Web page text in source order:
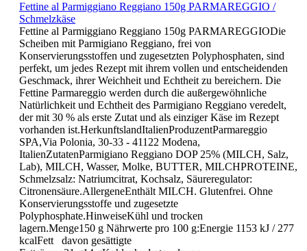
Fettine al Parmiggiano Reggiano 150g PARMAREGGIO /
Schmelzkäse
Fettine al Parmiggiano Reggiano 150g PARMAREGGIODie
Scheiben mit Parmigiano Reggiano, frei von
Konservierungsstoffen und zugesetzten Polyphosphaten, sind
perfekt, um jedes Rezept mit ihrem vollen und entscheidenden
Geschmack, ihrer Weichheit und Echtheit zu bereichern. Die
Fettine Parmareggio werden durch die außergewöhnliche
Natürlichkeit und Echtheit des Parmigiano Reggiano veredelt,
der mit 30 % als erste Zutat und als einziger Käse im Rezept
vorhanden ist.HerkunftslandItalienProduzentParmareggio
SPA,Via Polonia, 30-33 - 41122 Modena,
ItalienZutatenParmigiano Reggiano DOP 25% (MILCH, Salz,
Lab), MILCH, Wasser, Molke, BUTTER, MILCHPROTEINE,
Schmelzsalz: Natriumcitrat, Kochsalz, Säureregulator:
Citronensäure.AllergeneEnthält MILCH. Glutenfrei. Ohne
Konservierungsstoffe und zugesetzte
Polyphosphate.HinweiseKühl und trocken
lagern.Menge150 g Nährwerte pro 100 g:Energie 1153 kJ / 277
kcalFett davon gesättigte